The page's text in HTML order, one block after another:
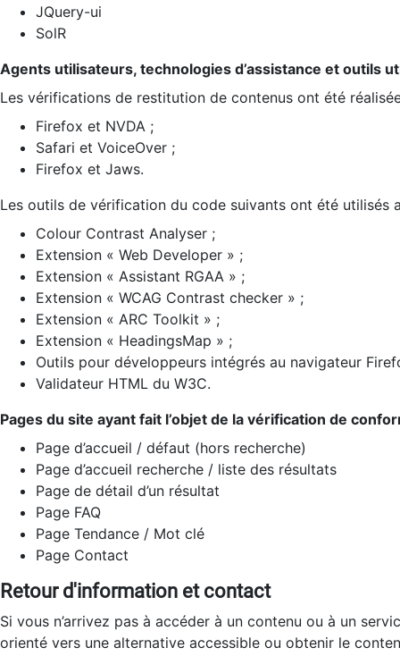
JQuery-ui
SolR
Agents utilisateurs, technologies d’assistance et outils
Les vérifications de restitution de contenus ont été
Firefox et NVDA ;
Safari et VoiceOver ;
Firefox et Jaws.
Les outils de vérification du code suivants ont été utilisés
Colour Contrast Analyser ;
Extension « Web Developer » ;
Extension « Assistant RGAA » ;
Extension « WCAG Contrast checker » ;
Extension « ARC Toolkit » ;
Extension « HeadingsMap » ;
Outils pour développeurs intégrés au navigateur
Validateur HTML du W3C.
Pages du site ayant fait l’objet de la vérification de
Page d’accueil / défaut (hors recherche)
Page d’accueil recherche / liste des résultats
Page de détail d’un résultat
Page FAQ
Page Tendance / Mot clé
Page Contact
Retour d'information et contact
Si vous n’arrivez pas à accéder à un contenu ou à un
orienté vers une alternative accessible ou obtenir le